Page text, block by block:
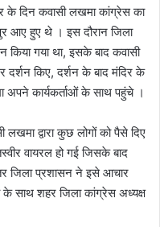
के दिन कवासी लखमा कांग्रेस का
आए हुए थे । इस दौरान जिला
किया गया था, इसके बाद कवासी
दर्शन किए, दर्शन के बाद मंदिर के
अपने कार्यकर्ताओं के साथ पहुंचे ।
लखमा द्वारा कुछ लोगों को पैसे दिए
वायरल हो गई जिसके बाद
जिला प्रशासन ने इसे आचार
साथ शहर जिला कांग्रेस अध्यक्ष